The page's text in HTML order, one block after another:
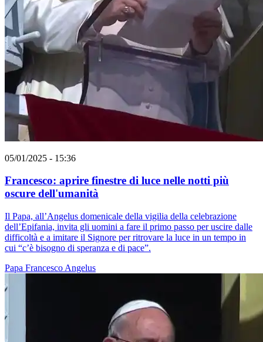
05/01/2025 - 15:36
Francesco: aprire finestre di luce nelle notti più
oscure dell'umanità
Il Papa, all’Angelus domenicale della vigilia della celebrazione
dell’Epifania, invita gli uomini a fare il primo passo per uscire dalle
difficoltà e a imitare il Signore per ritrovare la luce in un tempo in
cui “c’è bisogno di speranza e di pace”.
Papa Francesco Angelus